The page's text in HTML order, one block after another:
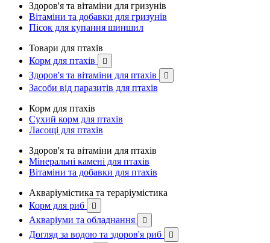
Здоров'я та вітаміни для гризунів
Вітаміни та добавки для гризунів
Пісок для купання шиншил
Товари для птахів
Корм для птахів

Здоров'я та вітаміни для птахів 
Засоби від паразитів для птахів
Корм для птахів
Сухий корм для птахів
Ласощі для птахів
Здоров'я та вітаміни для птахів
Мінеральні камені для птахів
Вітаміни та добавки для птахів
Акваріумістика та тераріумістика
Корм для риб

Акваріуми та обладнання 
Догляд за водою та здоров'я риб 